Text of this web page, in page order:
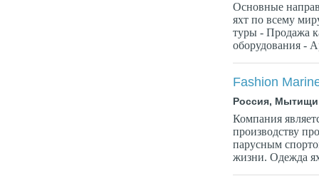
Основные
яхт по всему
туры - Продажа
оборудования -
Fashion
Россия, Мытищи
Компания
производству
парусным
жизни. Одежда